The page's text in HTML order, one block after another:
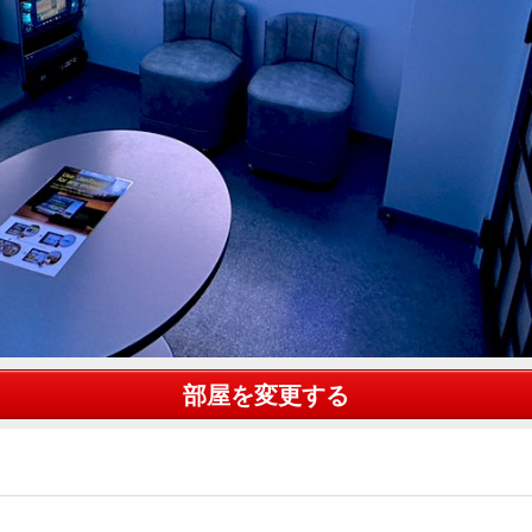
部屋を変更する